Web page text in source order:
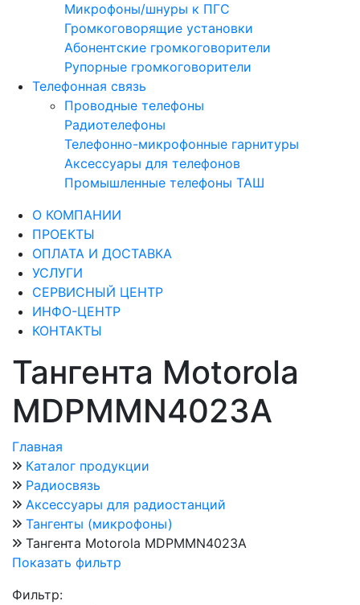
Микрофоны/шнуры к ПГС
Громкоговорящие установки
Абонентские громкоговорители
Рупорные громкоговорители
Телефонная связь
Проводные телефоны
Радиотелефоны
Телефонно-микрофонные гарнитуры
Аксессуары для телефонов
Промышленные телефоны ТАШ
О КОМПАНИИ
ПРОЕКТЫ
ОПЛАТА И ДОСТАВКА
УСЛУГИ
СЕРВИСНЫЙ ЦЕНТР
ИНФО-ЦЕНТР
КОНТАКТЫ
Тангента Motorola
MDPMMN4023A
Главная
Каталог продукции
Радиосвязь
Аксессуары для радиостанций
Тангенты (микрофоны)
Тангента Motorola MDPMMN4023A
Показать фильтр
Фильтр: